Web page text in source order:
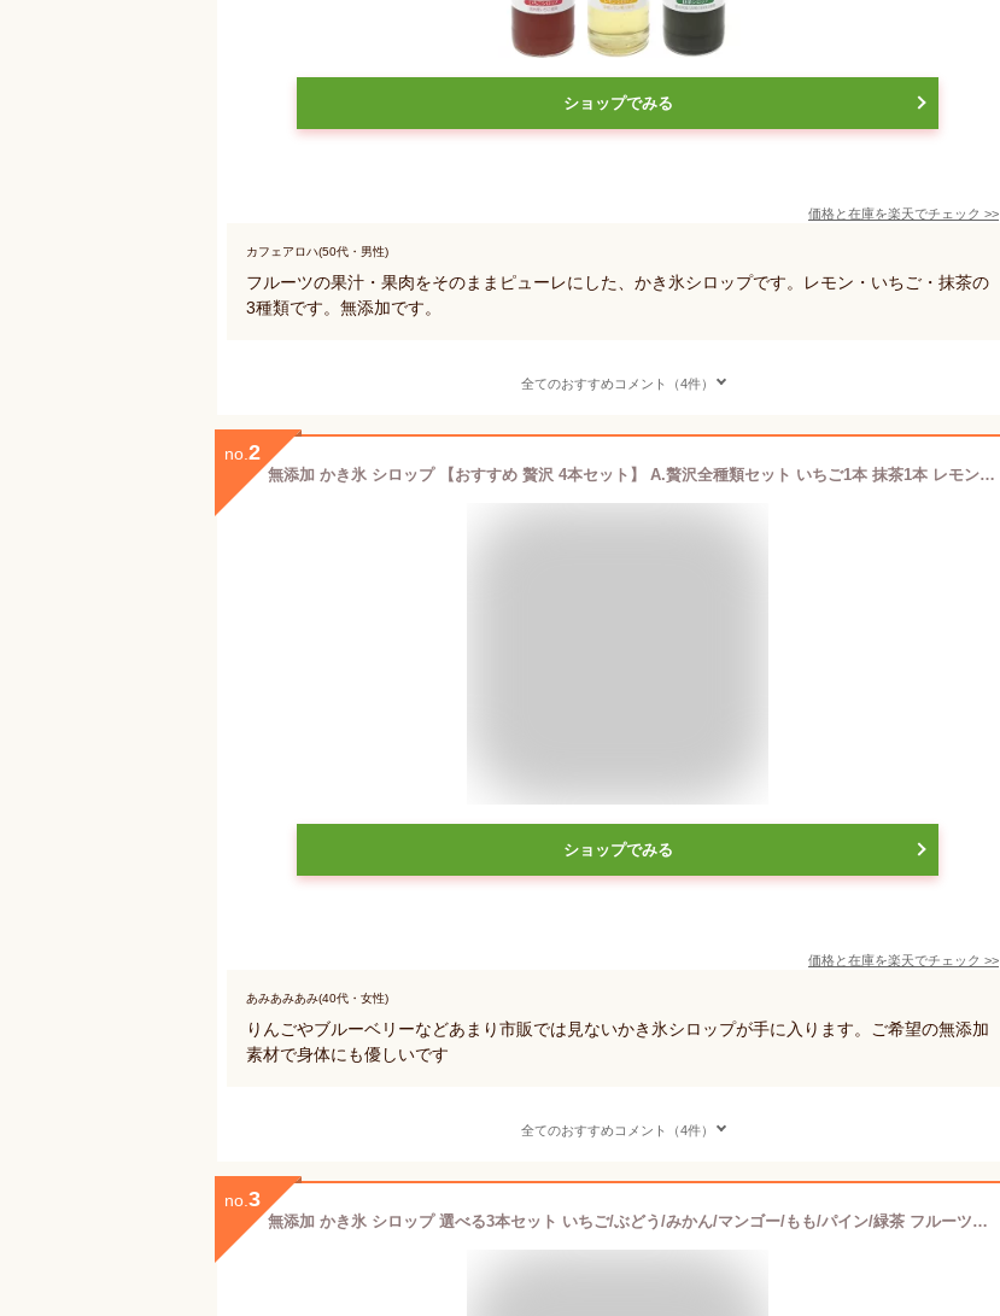
ショップでみる
価格と在庫を楽天でチェック >>
カフェアロハ(50代・男性)
フルーツの果汁・果肉をそのままピューレにした、かき氷シロップです。レモン・いちご・抹茶の
3種類です。無添加です。
全てのおすすめコメント（4件）
no. 2
無添加 かき氷 シロップ 【おすすめ 贅沢 4本セット】 A.贅沢全種類セット いちご1本 抹茶1本 レモン1本 ブルーベリー1本 B.わんぱくキッズセット いちご2本 レモン2本 C.王道リッチセット いちご2本 抹茶2本 1本 260g かき氷7杯 国産砂糖 果汁 抹茶だけで作られています
ショップでみる
価格と在庫を楽天でチェック >>
あみあみあみ(40代・女性)
りんごやブルーベリーなどあまり市販では見ないかき氷シロップが手に入ります。ご希望の無添加
素材で身体にも優しいです
全てのおすすめコメント（4件）
no. 3
無添加 かき氷 シロップ 選べる3本セット いちご/ぶどう/みかん/マンゴー/もも/パイン/緑茶 フルーツバスケット